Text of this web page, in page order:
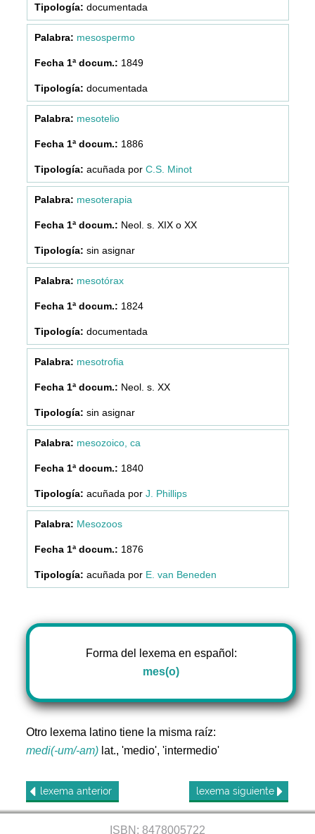
documentada
mesospermo
1849
documentada
mesotelio
1886
acuñada por C.S. Minot
mesoterapia
Neol. s. XIX o XX
sin asignar
mesotórax
1824
documentada
mesotrofia
Neol. s. XX
sin asignar
mesozoico, ca
1840
acuñada por J. Phillips
Mesozoos
1876
acuñada por E. van Beneden
Forma del lexema en español:
mes(o)
Otro lexema latino tiene la misma raíz:
medi(-um/-am) lat., 'medio', 'intermedio'
lexema anterior lexema siguiente
ISBN: 8478005722